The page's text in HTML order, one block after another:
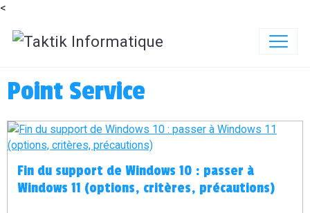
<
Point Service
Fin du support de Windows 10 : passer à
Windows 11 (options, critères, précautions)